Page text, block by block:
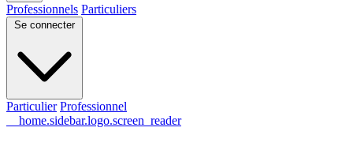
Professionnels Particuliers
Se connecter
Particulier Professionnel
__home.sidebar.logo.screen_reader